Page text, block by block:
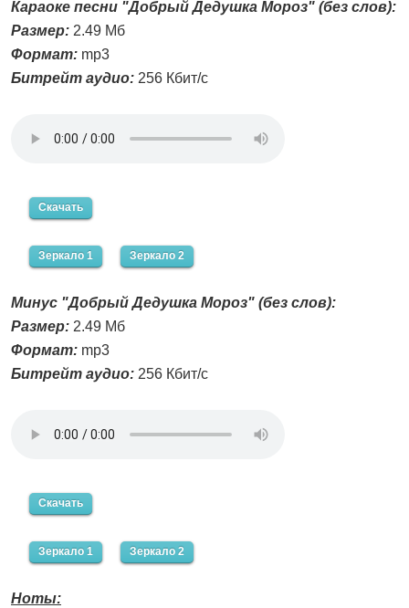
Караоке песни "Добрый Дедушка Мороз" (без слов):
Размер: 2.49 Мб
Формат: mp3
Битрейт аудио: 256 Кбит/с
Скачать
Зеркало 1 Зеркало 2
Минус "Добрый Дедушка Мороз" (без слов):
Размер: 2.49 Мб
Формат: mp3
Битрейт аудио: 256 Кбит/с
Скачать
Зеркало 1 Зеркало 2
Ноты: